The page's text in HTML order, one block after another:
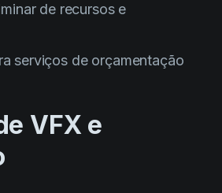
de recursos e
serviços de orçamentação
VFX e